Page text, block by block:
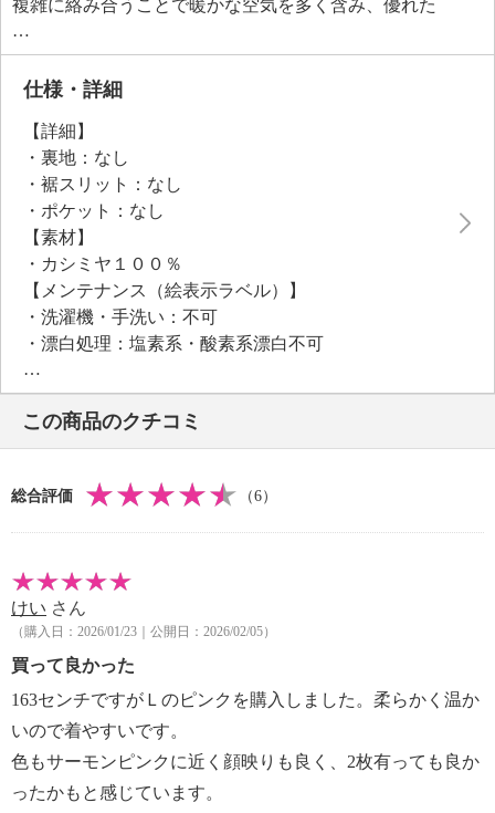
複雑に絡み合うことで暖かな空気を多く含み、優れた
保温性を発揮します。
身体にぴったりとフィットしながらも締め付け感が少
なく、絶妙な着心地を実現。
りにくく、上着との重ね着でもすっきりと着こなせま
す。
袖から肩、襟までつながるラインが、首元を美しく見
せる効果も。
秋冬のワードローブに欠かせない贅沢な一枚です。
仕様・詳細
【詳細】
・裏地：なし
・裾スリット：なし
・ポケット：なし
【素材】
・カシミヤ１００％
【メンテナンス（絵表示ラベル）】
・洗濯機・手洗い：不可
・漂白処理：塩素系・酸素系漂白不可
・タンブル乾燥：不可
・アイロン仕上げ：可（低温）
・ドライクリーニング：石油系ドライクリーニング可
・ウエットクリーニング：不可
・長時間照射による変退色注意
・単品洗い
・摩擦による色落ち、色移り注意
・毛玉が生じるおそれあり
・過度な力をかけない
・ネット使用
【原産国（地）】
この商品のクチコミ
総合評価 （6）
けい さん
（購入日：2026/01/23｜公開日：2026/02/05）
買って良かった
163センチですがＬのピンクを購入しました。柔らかく温か
いので着やすいです。
色もサーモンピンクに近く顔映りも良く、2枚有っても良か
ったかもと感じています。